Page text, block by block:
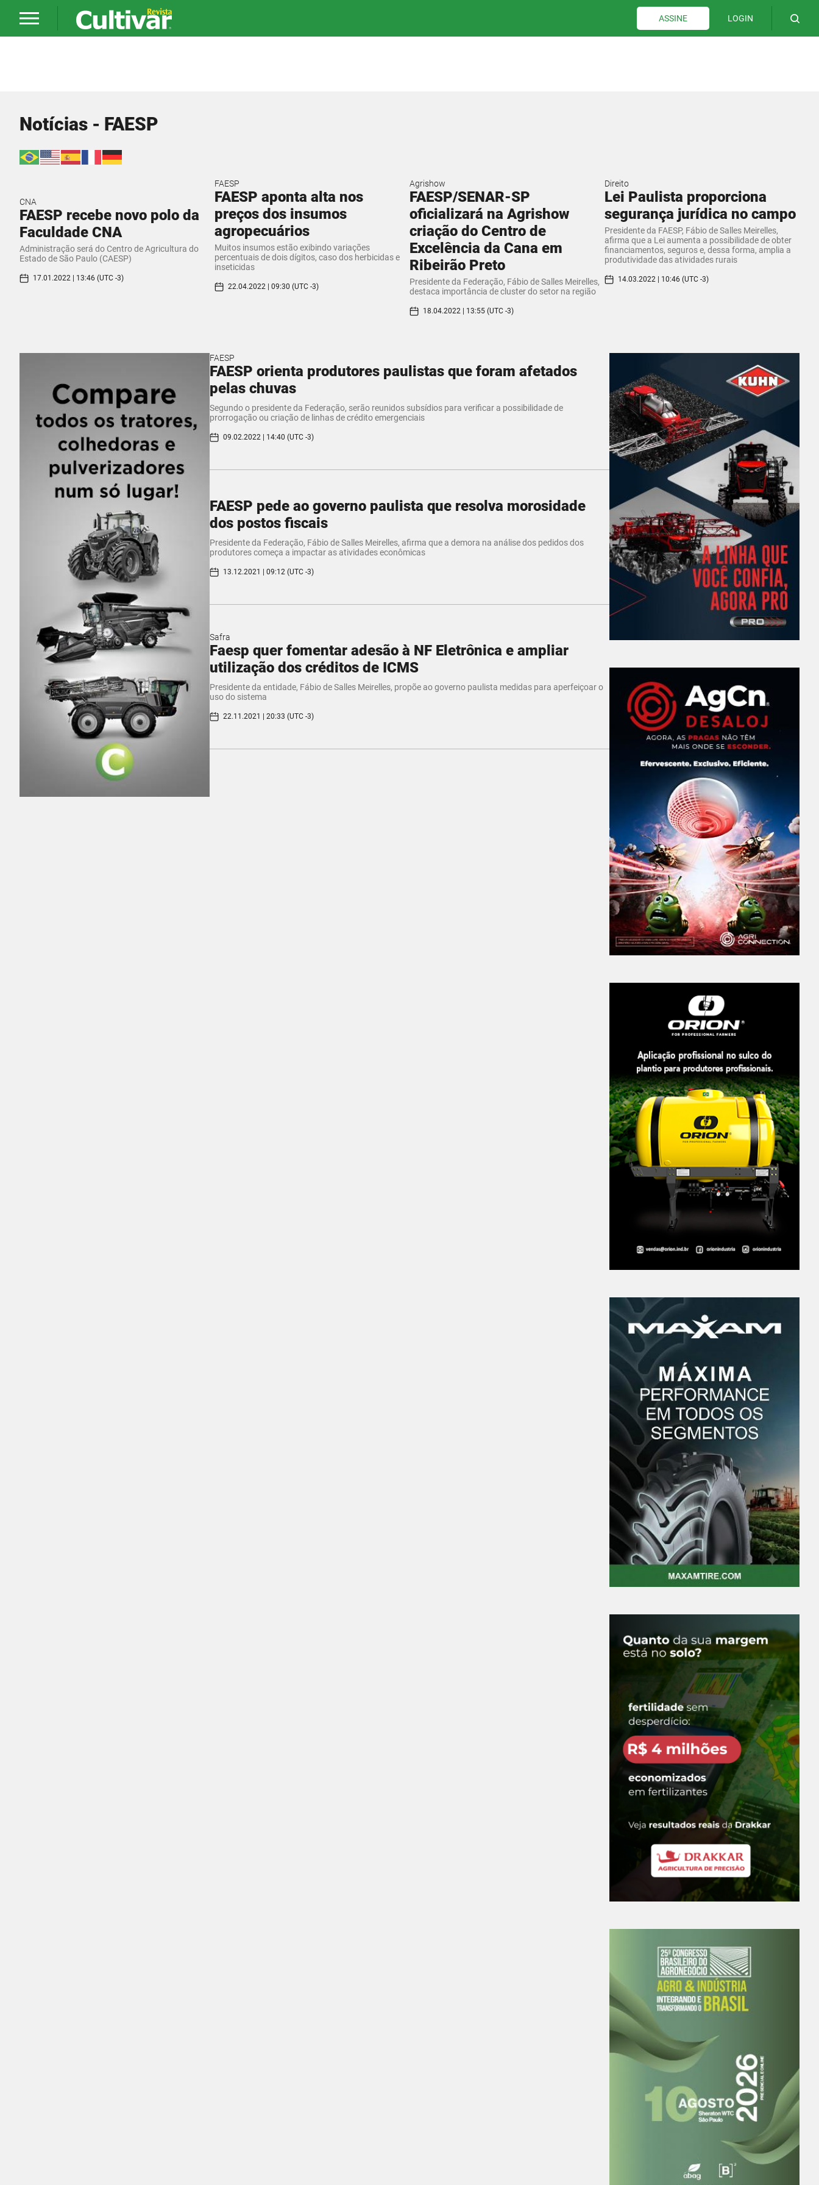
ASSINE LOGIN
Notícias - FAESP
CNA
FAESP recebe novo polo da
Faculdade CNA
Administração será do Centro de Agricultura do
Estado de São Paulo (CAESP)
17.01.2022 | 13:46 (UTC -3)
FAESP
FAESP aponta alta nos
preços dos insumos
agropecuários
Muitos insumos estão exibindo variações
percentuais de dois dígitos, caso dos herbicidas e
inseticidas
22.04.2022 | 09:30 (UTC -3)
Agrishow
FAESP/SENAR-SP
oficializará na Agrishow
criação do Centro de
Excelência da Cana em
Ribeirão Preto
Presidente da Federação, Fábio de Salles Meirelles,
destaca importância de cluster do setor na região
18.04.2022 | 13:55 (UTC -3)
Direito
Lei Paulista proporciona
segurança jurídica no campo
Presidente da FAESP, Fábio de Salles Meirelles,
afirma que a Lei aumenta a possibilidade de obter
financiamentos, seguros e, dessa forma, amplia a
produtividade das atividades rurais
14.03.2022 | 10:46 (UTC -3)
FAESP
FAESP orienta produtores paulistas que foram afetados
pelas chuvas
Segundo o presidente da Federação, serão reunidos subsídios para verificar a possibilidade de
prorrogação ou criação de linhas de crédito emergenciais
09.02.2022 | 14:40 (UTC -3)
FAESP pede ao governo paulista que resolva morosidade
dos postos fiscais
Presidente da Federação, Fábio de Salles Meirelles, afirma que a demora na análise dos pedidos dos
produtores começa a impactar as atividades econômicas
13.12.2021 | 09:12 (UTC -3)
Safra
Faesp quer fomentar adesão à NF Eletrônica e ampliar
utilização dos créditos de ICMS
Presidente da entidade, Fábio de Salles Meirelles, propõe ao governo paulista medidas para aperfeiçoar o
uso do sistema
22.11.2021 | 20:33 (UTC -3)